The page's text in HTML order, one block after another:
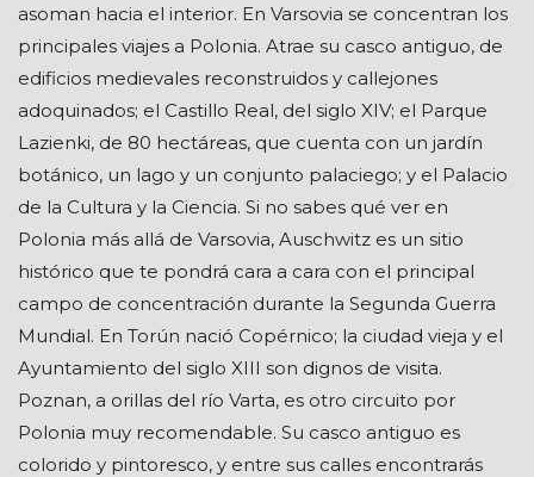
asoman hacia el interior. En Varsovia se concentran los
principales viajes a Polonia. Atrae su casco antiguo, de
edificios medievales reconstruidos y callejones
adoquinados; el Castillo Real, del siglo XIV; el Parque
Lazienki, de 80 hectáreas, que cuenta con un jardín
botánico, un lago y un conjunto palaciego; y el Palacio
de la Cultura y la Ciencia. Si no sabes qué ver en
Polonia más allá de Varsovia, Auschwitz es un sitio
histórico que te pondrá cara a cara con el principal
campo de concentración durante la Segunda Guerra
Mundial. En Torún nació Copérnico; la ciudad vieja y el
Ayuntamiento del siglo XIII son dignos de visita.
Poznan, a orillas del río Varta, es otro circuito por
Polonia muy recomendable. Su casco antiguo es
colorido y pintoresco, y entre sus calles encontrarás